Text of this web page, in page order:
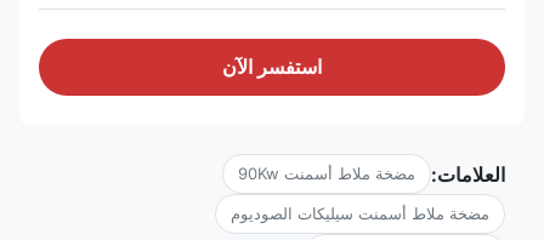
استفسر الآن
العلامات: مضخة ملاط ​​أسمنت 90Kw
مضخة ملاط ​​أسمنت سيليكات الصوديوم